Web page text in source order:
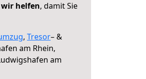
wir helfen, damit Sie
, Tresor– &
am Rhein,
am